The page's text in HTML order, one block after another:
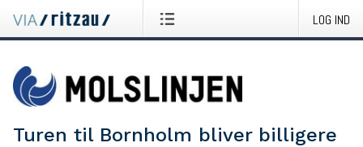
LOG IND
Turen til Bornholm bliver billigere